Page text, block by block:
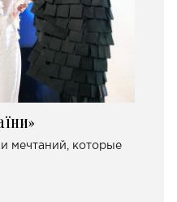
мечтаний, которые